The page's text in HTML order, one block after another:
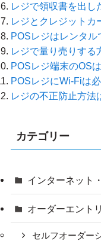
レジで領収書を出し
レジとクレジットカ
POSレジはレンタル
レジで量り売りする
POSレジ端末のOS
POSレジにWi-Fiは
レジの不正防止方法
カテゴリー
インターネット
オーダーエント
セルフオーダー